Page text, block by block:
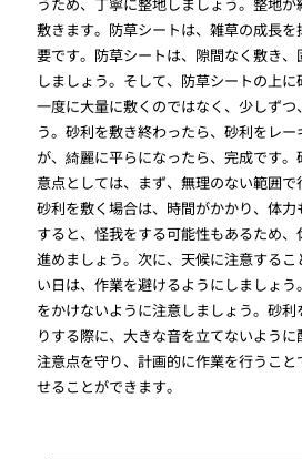
うため、丁寧に整地しましょう。整地
敷きます。防草シートは、雑草の成長
要です。防草シートは、隙間なく敷き
しましょう。そして、防草シートの上に
一度に大量に敷くのではなく、少しず
う。砂利を敷き終わったら、砂利をレ
が、綺麗に平らになったら、完成です
意点としては、まず、無理のない範囲
砂利を敷く場合は、時間がかかり、体
すると、怪我をする可能性もあるため
進めましょう。次に、天候に注意する
い日は、作業を避けるようにしましょ
をかけないように注意しましょう。砂
りする際に、大きな音を立てないよう
注意点を守り、計画的に作業を行うこ
せることができます。